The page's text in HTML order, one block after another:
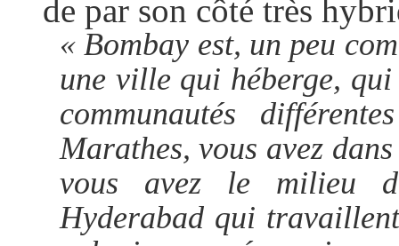
de par son côté très
« Bombay est, un peu
une ville qui héberge,
communautés
Marathes, vous avez
vous avez le milieu
Hyderabad qui